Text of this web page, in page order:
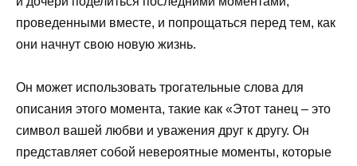
проведенными вместе, и попрощаться перед тем, как
они начнут свою новую жизнь.
Он может использовать трогательные слова для
описания этого момента, такие как «Этот танец – это
символ вашей любви и уважения друг к другу. Он
представляет собой невероятные моменты, которые